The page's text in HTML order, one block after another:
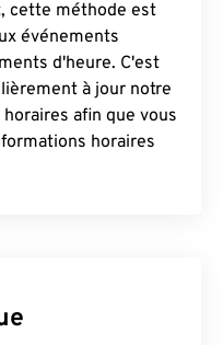
cette méthode est
événements
d'heure. C'est
à jour notre
afin que vous
horaires